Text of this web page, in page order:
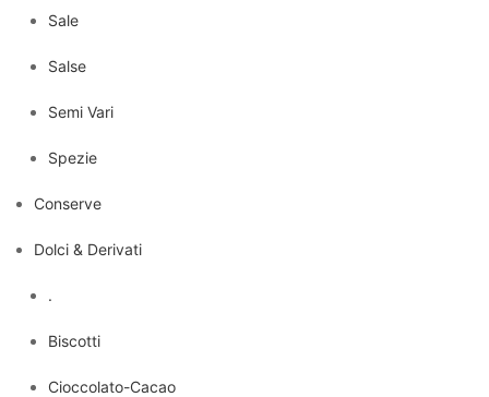
Sale
Salse
Semi Vari
Spezie
Conserve
Dolci & Derivati
.
Biscotti
Cioccolato-Cacao